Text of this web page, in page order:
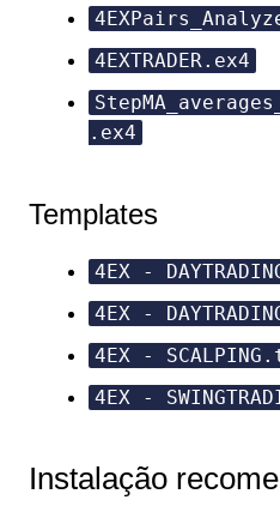
4EXTRADER.ex4
.ex4
Templates
4EX -
4EX -
4EX -
4EX -
Instalação